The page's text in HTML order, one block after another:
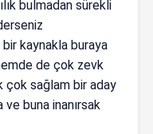
bulmadan sürekli
kaynakla buraya
de çok zevk
çok sağlam bir aday
buna inanırsak